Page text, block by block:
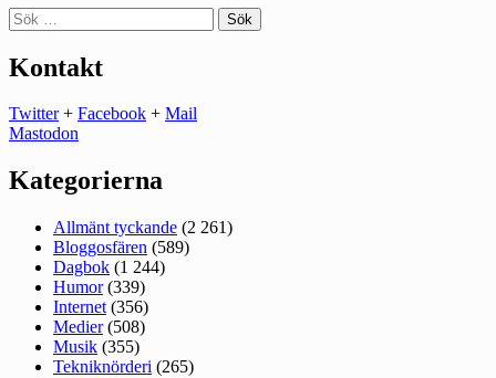
Sök
efter:
Kontakt
Twitter+ Facebook + Mail
Mastodon
Kategorierna
Allmänt tyckande (2 261)
Bloggosfären (589)
Dagbok (1 244)
Humor(339)
Internet (356)
Medier(508)
Musik (355)
Tekniknörderi (265)